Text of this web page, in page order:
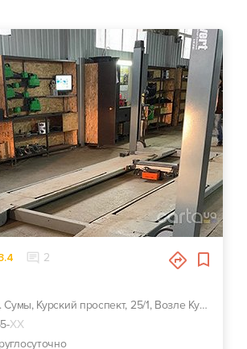
2
г. Сумы, Курский проспект, 25/1, Возле Курского моста
ХХ